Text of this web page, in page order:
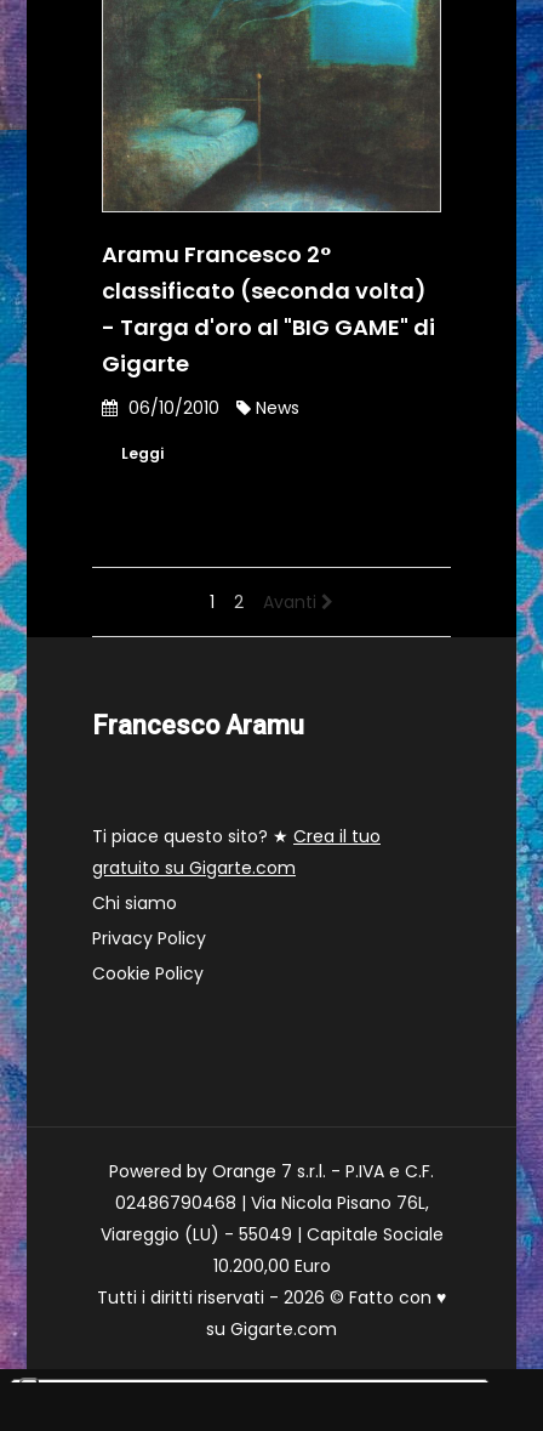
Aramu Francesco 2°
classificato (seconda volta)
- Targa d'oro al "BIG GAME" di
Gigarte
06/10/2010 News
Leggi
1 2 Avanti
Francesco Aramu
Ti piace questo sito? ★ Crea il tuo
gratuito su Gigarte.com
Chi siamo
Privacy Policy
Cookie Policy
Powered by Orange 7 s.r.l. - P.IVA e C.F.
02486790468 | Via Nicola Pisano 76L,
Viareggio (LU) - 55049 | Capitale Sociale
10.200,00 Euro
Tutti i diritti riservati - 2026 © Fatto con ♥
su Gigarte.com